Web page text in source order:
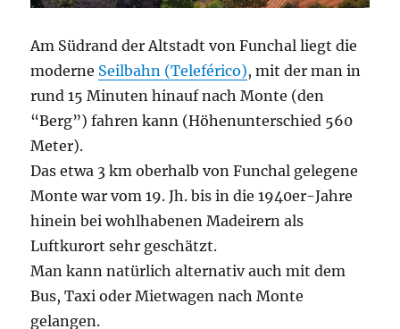
Am Südrand der Altstadt von Funchal liegt die
moderne Seilbahn (Teleférico), mit der man in
rund 15 Minuten hinauf nach Monte (den
“Berg”) fahren kann (Höhenunterschied 560
Meter).
Das etwa 3 km oberhalb von Funchal gelegene
Monte war vom 19. Jh. bis in die 1940er-Jahre
hinein bei wohlhabenen Madeirern als
Luftkurort sehr geschätzt.
Man kann natürlich alternativ auch mit dem
Bus, Taxi oder Mietwagen nach Monte
gelangen.